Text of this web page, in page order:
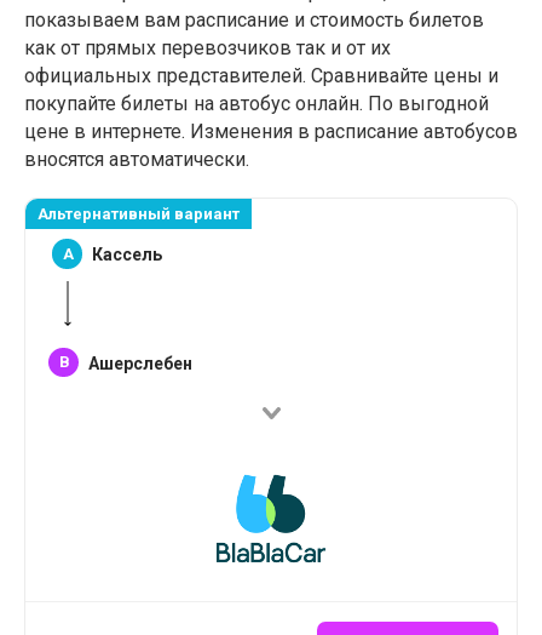
показываем вам расписание и стоимость билетов
как от прямых перевозчиков так и от их
официальных представителей. Сравнивайте цены и
покупайте билеты на автобус онлайн. По выгодной
цене в интернете. Изменения в расписание автобусов
вносятся автоматически.
Альтернативный вариант
A Кассель
B Ашерслебен